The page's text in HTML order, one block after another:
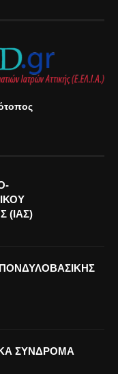
(ΙΑΣ)
ΣΥΝΔΡΟΜΑ